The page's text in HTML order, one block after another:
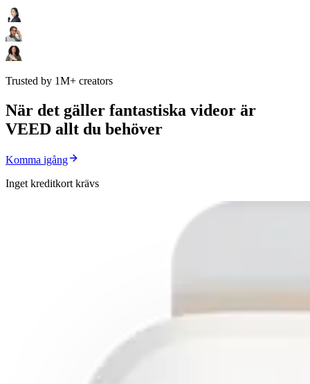
Trusted by 1M+ creators
När det gäller fantastiska videor är
VEED allt du behöver
Komma igång
Inget kreditkort krävs